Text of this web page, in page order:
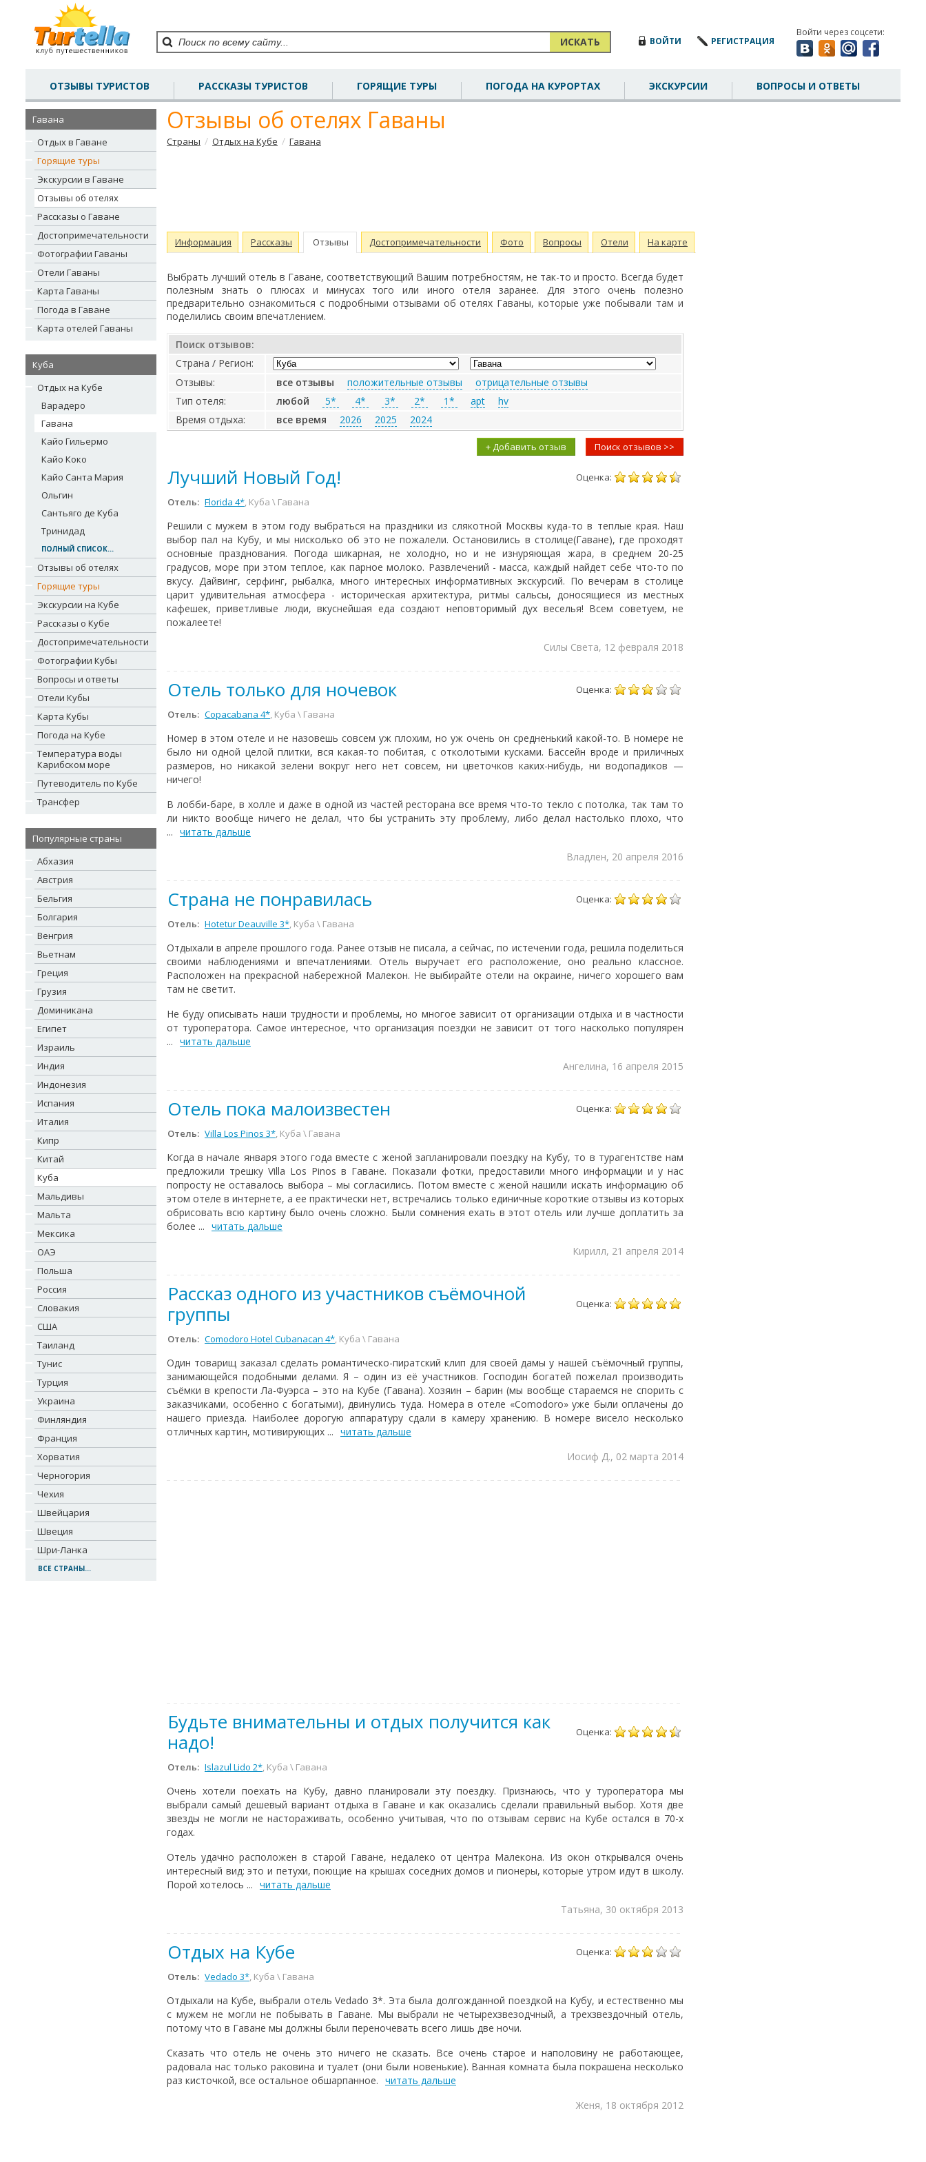
ИСКАТЬ ВОЙТИ РЕГИСТРАЦИЯ
Войти через соцсети:
ОТЗЫВЫ ТУРИСТОВ РАССКАЗЫ ТУРИСТОВ ГОРЯЩИЕ ТУРЫ ПОГОДА НА КУРОРТАХ ЭКСКУРСИИ ВОПРОСЫ И ОТВЕТЫ
Гавана
Отдых в Гаване
Горящие туры
Экскурсии в Гаване
Отзывы об отелях
Рассказы о Гаване
Достопримечательности
Фотографии Гаваны
Отели Гаваны
Карта Гаваны
Погода в Гаване
Карта отелей Гаваны
Куба
Отдых на Кубе
Варадеро
Гавана
Кайо Гильермо
Кайо Коко
Кайо Санта Мария
Ольгин
Сантьяго де Куба
Тринидад
ПОЛНЫЙ СПИСОК...
Отзывы об отелях
Горящие туры
Экскурсии на Кубе
Рассказы о Кубе
Достопримечательности
Фотографии Кубы
Вопросы и ответы
Отели Кубы
Карта Кубы
Погода на Кубе
Температура воды
Карибском море
Путеводитель по Кубе
Трансфер
Популярные страны
Абхазия
Австрия
Бельгия
Болгария
Венгрия
Вьетнам
Греция
Грузия
Доминикана
Египет
Израиль
Индия
Индонезия
Испания
Италия
Кипр
Китай
Куба
Мальдивы
Мальта
Мексика
ОАЭ
Польша
Россия
Словакия
США
Таиланд
Тунис
Турция
Украина
Финляндия
Франция
Хорватия
Черногория
Чехия
Швейцария
Швеция
Шри-Ланка
ВСЕ СТРАНЫ...
Отзывы об отелях Гаваны
Страны / Отдых на Кубе / Гавана
Информация Рассказы Отзывы Достопримечательности Фото Вопросы Отели На карте
Выбрать лучший отель в Гаване, соответствующий Вашим потребностям, не так-то и просто. Всегда будет
полезным знать о плюсах и минусах того или иного отеля заранее. Для этого очень полезно
предварительно ознакомиться с подробными отзывами об отелях Гаваны, которые уже побывали там и
поделились своим впечатлением.
Поиск отзывов:
Страна / Регион:
Отзывы:
все отзывы положительные отзывы
отрицательные отзывы
Тип отеля:
любой 5* 4* 3* 2* 1* apt
hv
Время отдыха:
все время 2026 2025 2024
Поиск отзывов >>
+ Добавить отзыв
Лучший Новый Год!
Оценка:
Отель: Florida 4*, Куба \ Гавана
Решили с мужем в этом году выбраться на праздники из слякотной Москвы куда-то в теплые края. Наш
выбор пал на Кубу, и мы нисколько об это не пожалели. Остановились в столице(Гаване), где проходят
основные празднования. Погода шикарная, не холодно, но и не изнуряющая жара, в среднем 20-25
градусов, море при этом теплое, как парное молоко. Развлечений - масса, каждый найдет себе что-то по
вкусу. Дайвинг, серфинг, рыбалка, много интересных информативных экскурсий. По вечерам в столице
царит удивительная атмосфера - историческая архитектура, ритмы сальсы, доносящиеся из местных
кафешек, приветливые люди, вкуснейшая еда создают неповторимый дух веселья! Всем советуем, не
пожалеете!
Силы Света, 12 февраля 2018
Отель только для ночевок
Оценка:
Отель: Copacabana 4*, Куба \ Гавана
Номер в этом отеле и не назовешь совсем уж плохим, но уж очень он средненький какой-то. В номере не
было ни одной целой плитки, вся какая-то побитая, с отколотыми кусками. Бассейн вроде и приличных
размеров, но никакой зелени вокруг него нет совсем, ни цветочков каких-нибудь, ни водопадиков —
ничего!
В лобби-баре, в холле и даже в одной из частей ресторана все время что-то текло с потолка, так там то
ли никто вообще ничего не делал, что бы устранить эту проблему, либо делал настолько плохо, что
... читать дальше
Владлен, 20 апреля 2016
Страна не понравилась
Оценка:
Отель: Hotetur Deauville 3*, Куба \ Гавана
Отдыхали в апреле прошлого года. Ранее отзыв не писала, а сейчас, по истечении года, решила поделиться
своими наблюдениями и впечатлениями. Отель выручает его расположение, оно реально классное.
Расположен на прекрасной набережной Малекон. Не выбирайте отели на окраине, ничего хорошего вам
там не светит.
Не буду описывать наши трудности и проблемы, но многое зависит от организации отдыха и в частности
от туроператора. Самое интересное, что организация поездки не зависит от того насколько популярен
... читать дальше
Ангелина, 16 апреля 2015
Отель пока малоизвестен
Оценка:
Отель: Villa Los Pinos 3*, Куба \ Гавана
Когда в начале января этого года вместе с женой запланировали поездку на Кубу, то в турагентстве нам
предложили трешку Villa Los Pinos в Гаване. Показали фотки, предоставили много информации и у нас
попросту не оставалось выбора – мы согласились. Потом вместе с женой нашили искать информацию об
этом отеле в интернете, а ее практически нет, встречались только единичные короткие отзывы из которых
обрисовать всю картину было очень сложно. Были сомнения ехать в этот отель или лучше доплатить за
более ... читать дальше
Кирилл, 21 апреля 2014
Рассказ одного из участников съёмочной
группы
Оценка:
Отель: Comodoro Hotel Cubanacan 4*, Куба \ Гавана
Один товарищ заказал сделать романтическо-пиратский клип для своей дамы у нашей съёмочный группы,
занимающейся подобными делами. Я – один из её участников. Господин богатей пожелал производить
съёмки в крепости Ла-Фуэрса – это на Кубе (Гавана). Хозяин – барин (мы вообще стараемся не спорить с
заказчиками, особенно с богатыми), двинулись туда. Номера в отеле «Comodoro» уже были оплачены до
нашего приезда. Наиболее дорогую аппаратуру сдали в камеру хранению. В номере висело несколько
отличных картин, мотивирующих ... читать дальше
Иосиф Д., 02 марта 2014
Будьте внимательны и отдых получится как
надо!
Оценка:
Отель: Islazul Lido 2*, Куба \ Гавана
Очень хотели поехать на Кубу, давно планировали эту поездку. Признаюсь, что у туроператора мы
выбрали самый дешевый вариант отдыха в Гаване и как оказались сделали правильный выбор. Хотя две
звезды не могли не настораживать, особенно учитывая, что по отзывам сервис на Кубе остался в 70-х
годах.
Отель удачно расположен в старой Гаване, недалеко от центра Малекона. Из окон открывался очень
интересный вид: это и петухи, поющие на крышах соседних домов и пионеры, которые утром идут в школу.
Порой хотелось ... читать дальше
Татьяна, 30 октября 2013
Отдых на Кубе
Оценка:
Отель: Vedado 3*, Куба \ Гавана
Отдыхали на Кубе, выбрали отель Vedado 3*. Эта была долгожданной поездкой на Кубу, и естественно мы
с мужем не могли не побывать в Гаване. Мы выбрали не четырехзвезодчный, а трехзвездочный отель,
потому что в Гаване мы должны были переночевать всего лишь две ночи.
Сказать что отель не очень это ничего не сказать. Все очень старое и наполовину не работающее,
радовала нас только раковина и туалет (они были новенькие). Ванная комната была покрашена несколько
раз кисточкой, все остальное обшарпанное. читать дальше
Женя, 18 октября 2012